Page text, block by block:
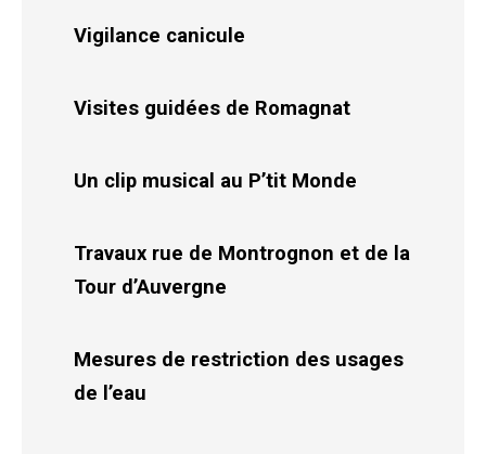
Vigilance canicule
Visites guidées de Romagnat
Un clip musical au P’tit Monde
Travaux rue de Montrognon et de la
Tour d’Auvergne
Mesures de restriction des usages
de l’eau